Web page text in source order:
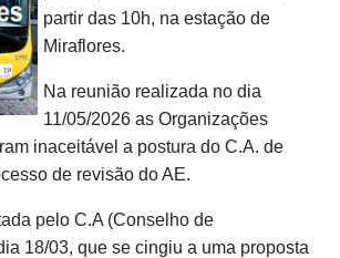
partir das 10h, na estação de
Miraflores.
Na reunião realizada no dia
11/05/2026 as Organizações
inaceitável a postura do C.A. de
de revisão do AE.
pelo C.A (Conselho de
18/03, que se cingiu a uma proposta